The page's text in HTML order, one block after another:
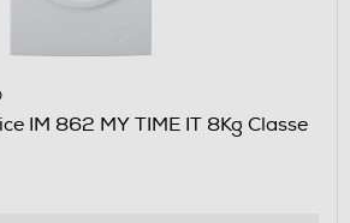
IM 862 MY TIME IT 8Kg Classe